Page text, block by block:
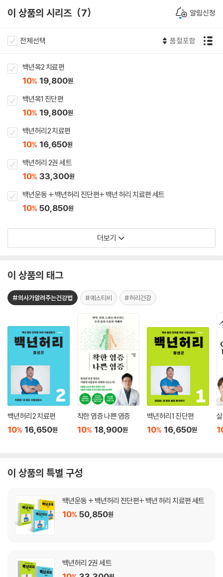
이 상품의 시리즈 7 알림신청
전체선택 품절포함
백년목2 치료편
10% 19,800원
백년목1 진단편
10% 19,800원
백년허리2 치료편
10% 16,650원
백년허리 2권 세트
10% 33,300원
백년운동 + 백년허리 진단편+ 백년 허리 치료편 세트
10% 50,850원
더보기
이 상품의 태그
#의사가알려주는건강법 #예스티비 #허리건강
백년허리2 치료편
10% 16,650원
착한 염증 나쁜 염증
10% 18,900원
백년허리1 진단편
10% 16,650원
이 상품의 특별 구성
백년운동 + 백년허리 진단편+ 백년 허리 치료편 세트
10% 50,850원
백년허리 2권 세트